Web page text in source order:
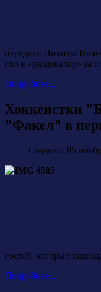
передачи Никиты
гол в «раздевалку» за
Подробнее...
Хоккеистки
"Факел" в
Создано: 05
гостей, которые
Подробнее...